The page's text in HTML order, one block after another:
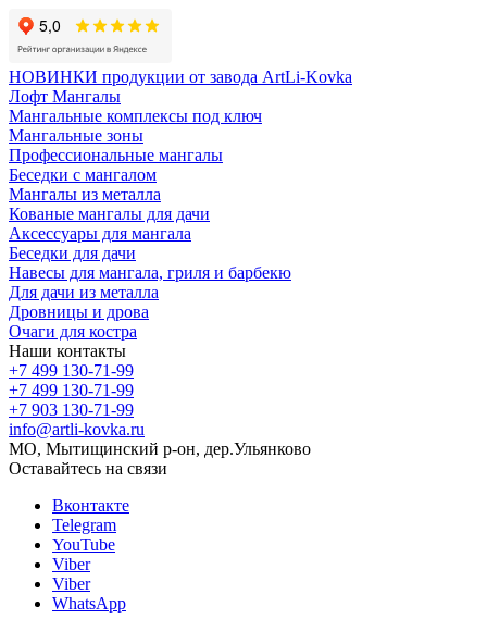
НОВИНКИ продукции от завода ArtLi-Kovka
Лофт Мангалы
Мангальные комплексы под ключ
Мангальные зоны
Профессиональные мангалы
Беседки с мангалом
Мангалы из металла
Кованые мангалы для дачи
Аксессуары для мангала
Беседки для дачи
Навесы для мангала, гриля и барбекю
Для дачи из металла
Дровницы и дрова
Очаги для костра
Наши контакты
+7 499 130-71-99
+7 499 130-71-99
+7 903 130-71-99
info@artli-kovka.ru
МО, Мытищинский р-он, дер.Ульянково
Оставайтесь на связи
Вконтакте
Telegram
YouTube
Viber
Viber
WhatsApp